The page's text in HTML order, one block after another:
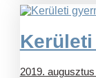
2019.